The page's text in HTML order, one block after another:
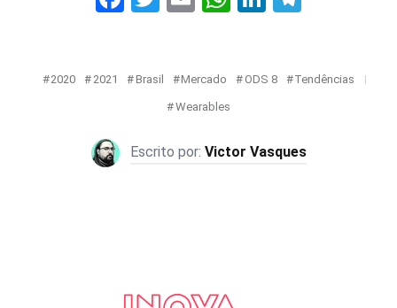
2020 2021 Brasil Mercado ODS 8 Tendências
Wearables
Victor Vasques